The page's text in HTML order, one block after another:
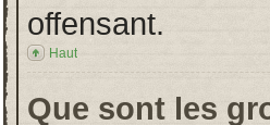
offensant.
Haut
Que sont les